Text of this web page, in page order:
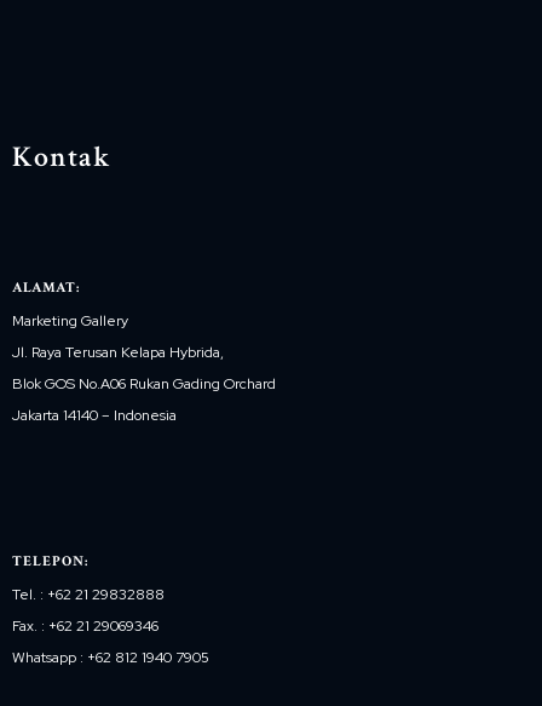
Kontak
ALAMAT:
Marketing Gallery
Jl. Raya Terusan Kelapa Hybrida,
Blok GOS No.A06 Rukan Gading Orchard
Jakarta 14140 – Indonesia
TELEPON:
Tel. : +62 21 29832888
Fax. : +62 21 29069346
Whatsapp : +62 812 1940 7905